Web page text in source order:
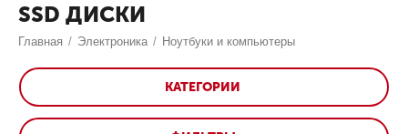
SSD ДИСКИ
Главная / Электроника / Ноутбуки и компьютеры
КАТЕГОРИИ